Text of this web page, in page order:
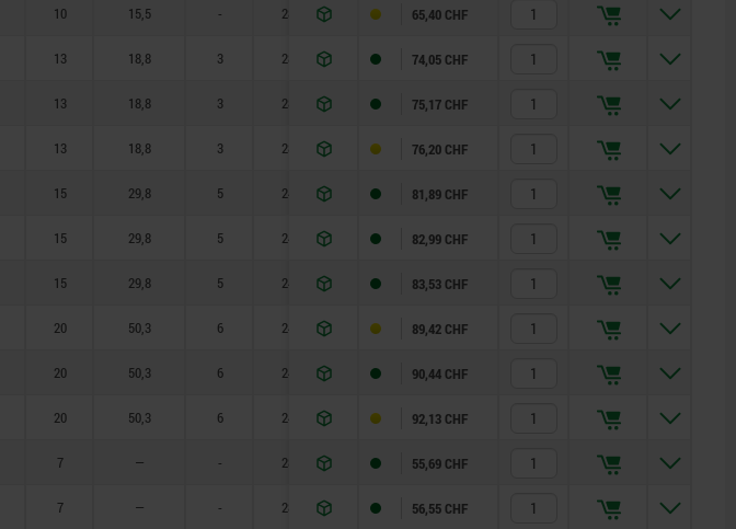
10 15,5 - 28 65,40 CHF
13 18,8 3 28 74,05 CHF
13 18,8 3 28 75,17 CHF
13 18,8 3 28 76,20 CHF
15 29,8 5 24 81,89 CHF
15 29,8 5 24 82,99 CHF
15 29,8 5 24 83,53 CHF
20 50,3 6 24 89,42 CHF
20 50,3 6 24 90,44 CHF
20 50,3 6 24 92,13 CHF
7 — - 28 55,69 CHF
7 — - 28 56,55 CHF